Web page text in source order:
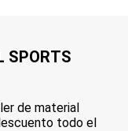
SPORTS
de material
todo el